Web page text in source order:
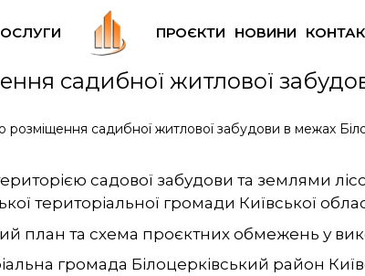
ПРОЄКТИ НОВИНИ
садибної житлової
садибної житлової забудови в межах
садової забудови та землями
територіальної громади Київської
план та схема проєктних обмежень у
громада Білоцерківський район